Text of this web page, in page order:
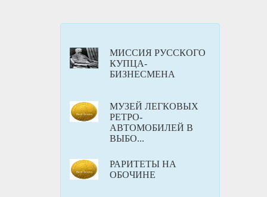
МИССИЯ РУССКОГО
КУПЦА-
БИЗНЕСМЕНА
МУЗЕЙ ЛЕГКОВЫХ
РЕТРО-
АВТОМОБИЛЕЙ В
ВЫБО...
РАРИТЕТЫ НА
ОБОЧИНЕ